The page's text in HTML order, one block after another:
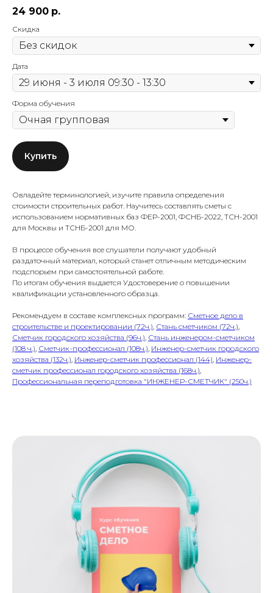
24 900 р.
Скидка
Дата
Форма обучения
Купить
Овладейте терминологией, изучите правила определения
стоимости строительных работ. Научитесь составлять сметы с
использованием нормативных баз ФЕР-2001, ФСНБ-2022, ТСН-2001
для Москвы и ТСНБ-2001 для МО.
В процессе обучения все слушатели получают удобный
раздаточный материал, который станет отличным методическим
подспорьем при самостоятельной работе.
По итогам обучения выдается Удостоверение о повышении
квалификации установленного образца.
Рекомендуем в составе комплексных программ: Сметное дело в
строительстве и проектировании (72ч.) Стань сметчиком (72ч.)
Сметчик городского хозяйства (96ч.) Стань инженером-сметчиком
(108 ч.) Сметчик-профессионал (108ч.) Инженер-сметчик городского
хозяйства (132ч.) Инженер-сметчик профессионал (144) Инженер-
сметчик профессионал городского хозяйства (168ч.)
Профессиональная переподготовка "ИНЖЕНЕР-СМЕТЧИК" (250ч.)